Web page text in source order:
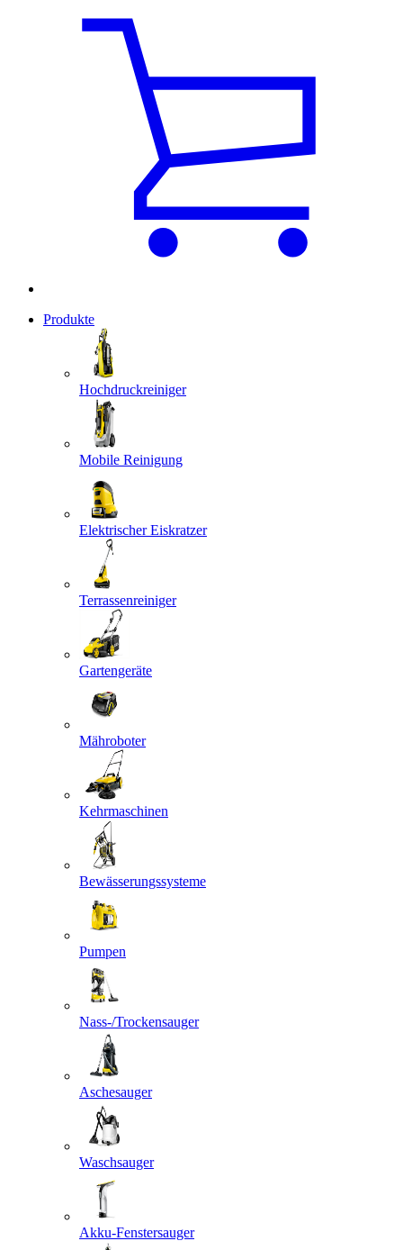
Produkte
Hochdruckreiniger
Mobile Reinigung
Elektrischer Eiskratzer
Terrassenreiniger
Gartengeräte
Mähroboter
Kehrmaschinen
Bewässerungssysteme
Pumpen
Nass-/Trockensauger
Aschesauger
Waschsauger
Akku-Fenstersauger